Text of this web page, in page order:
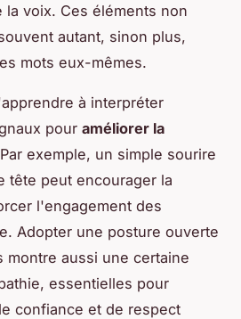
voix. Ces éléments non
autant, sinon plus,
mots eux-mêmes.
à interpréter
pour améliorer la
exemple, un simple sourire
tête peut encourager la
l'engagement des
Adopter une posture ouverte
montre aussi une certaine
essentielles pour
confiance et de respect